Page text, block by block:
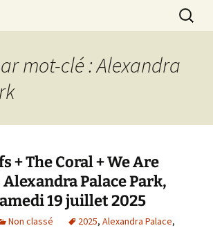
· Historien du rock ·
mot-clé : Alexandra
+ The Coral + We Are
Palace Park,
19 juillet 2025
Non classé 2025, Alexandra Palace,